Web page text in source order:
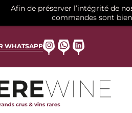
WHATSAPPInstagram
WhatsApp
LinkedIn
Afin de préserver l’intégrité de
commandes sont